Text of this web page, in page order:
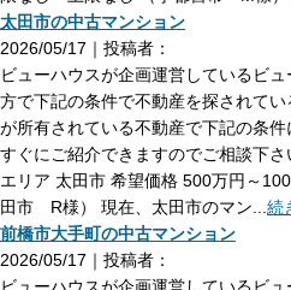
太田市の中古マンション
2026/05/17｜投稿者：
ビューハウスが企画運営しているビ
方で下記の条件で不動産を探されて
が所有されている不動産で下記の条
すぐにご紹介できますのでご相談下
エリア 太田市 希望価格 500万円～
田市 R様） 現在、太田市のマン... 続
前橋市大手町の中古マンション
2026/05/17｜投稿者：